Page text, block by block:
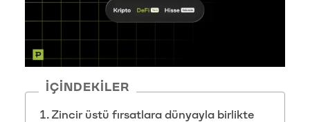
İÇINDEKILER
Zincir üstü fırsatlara dünyayla birlikte